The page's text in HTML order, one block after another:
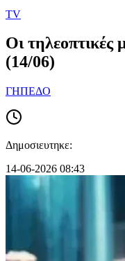
TV
Οι τηλεοπτικές
(14/06)
ΓΗΠΕΔΟ
Δημοσιευτηκε:
14-06-2026 08:43